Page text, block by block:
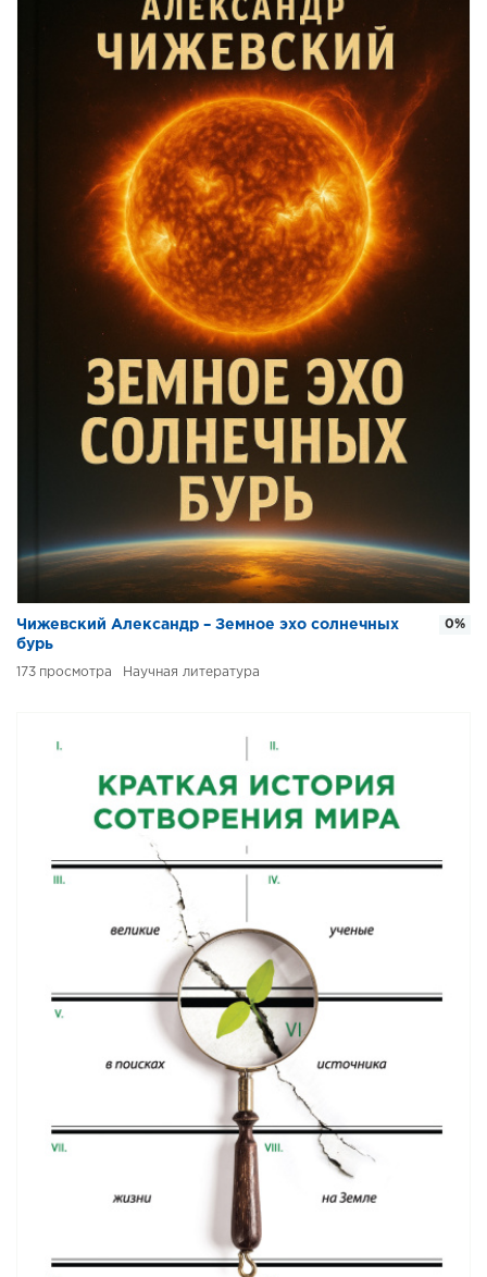
Чижевский Александр – Земное эхо солнечных
бурь
173 Научная литература
0%